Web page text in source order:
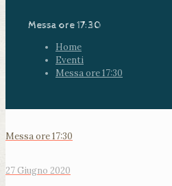
Messa ore 17:30
Home
Eventi
Messa ore 17:30
Messa ore 17:30
27 Giugno 2020